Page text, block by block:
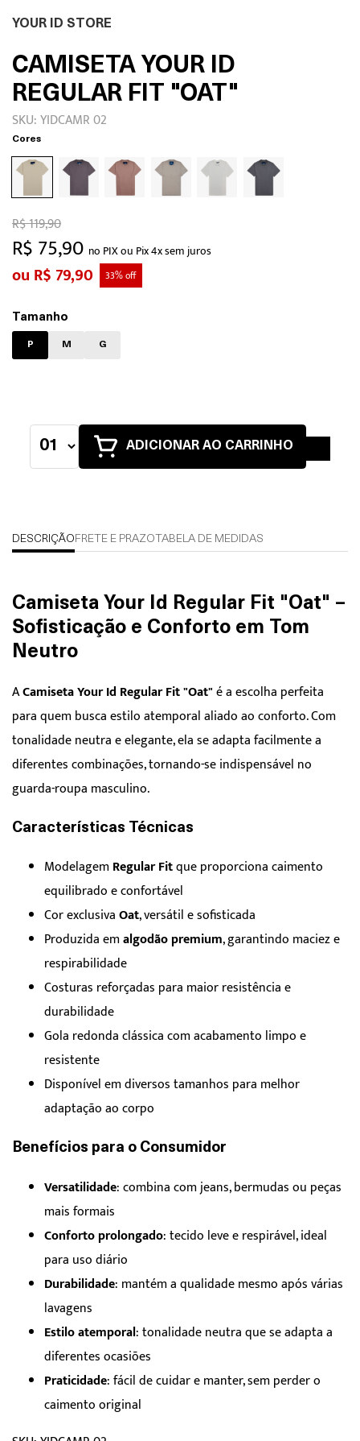
YOUR ID STORE
CAMISETA YOUR ID
REGULAR FIT "OAT"
SKU: YIDCAMR 02
Cores
R$ 75,90 no PIX ou Pix 4x sem juros
R$ 119,90
R$ 79,90 33% off
Tamanho
P M G
ADICIONAR AO CARRINHO
DESCRIÇÃO FRETE E PRAZOTABELA DE MEDIDAS
Camiseta Your Id Regular Fit "Oat" –
Sofisticação e Conforto em Tom
Neutro
ACamiseta Your Id Regular Fit "Oat"é a escolha perfeita
para quem busca estilo atemporal aliado ao conforto. Com
tonalidade neutra e elegante, ela se adapta facilmente a
diferentes combinações, tornando-se indispensável no
guarda-roupa masculino.
Características Técnicas
ModelagemRegular Fitque proporciona caimento
equilibrado e confortável
Cor exclusivaOat, versátil e sofisticada
Produzida emalgodão premium, garantindo maciez e
respirabilidade
Costuras reforçadas para maior resistência e
durabilidade
Gola redonda clássica com acabamento limpo e
resistente
Disponível em diversos tamanhos para melhor
adaptação ao corpo
Benefícios para o Consumidor
Versatilidade: combina com jeans, bermudas ou peças
mais formais
Conforto prolongado: tecido leve e respirável, ideal
para uso diário
Durabilidade: mantém a qualidade mesmo após várias
lavagens
Estilo atemporal: tonalidade neutra que se adapta a
diferentes ocasiões
Praticidade: fácil de cuidar e manter, sem perder o
caimento original